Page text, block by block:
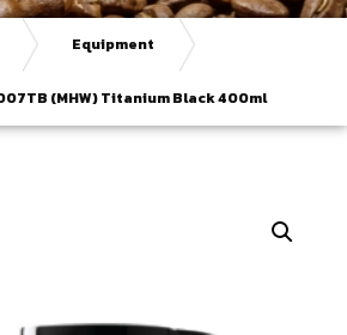
Equipment
(MHW) Titanium Black 400ml